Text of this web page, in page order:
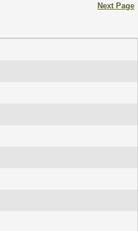
Next Page